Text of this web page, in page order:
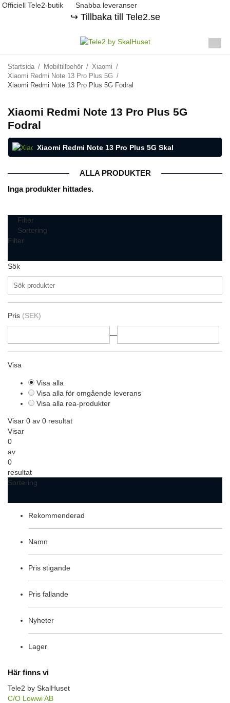
Officiell Tele2-butik Snabba leveranser
↪️ Tillbaka till Tele2.se
Startsida / Mobiltillbehör / Xiaomi /
Xiaomi Redmi Note 13 Pro Plus 5G /
Xiaomi Redmi Note 13 Pro Plus 5G Fodral
Xiaomi Redmi Note 13 Pro Plus 5G
Fodral
Xiaomi Redmi Note 13 Pro Plus 5G Skal
ALLA PRODUKTER
Inga produkter hittades.
Filter
Sortering
Filter
Sök
Pris (SEK)
—
Visa
Visa alla
Visa alla för omgående leverans
Visa alla rea-produkter
Visar 0 av 0 resultat
Visar
0
av
0
resultat
Sortering
Rekommenderad
Namn
Pris stigande
Pris fallande
Nyheter
Lager
Här finns vi
Tele2 by SkalHuset
C/O Lowwi AB